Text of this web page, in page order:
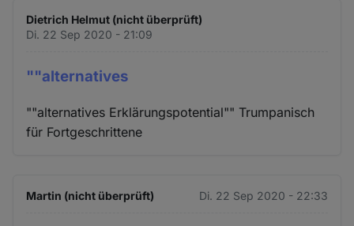
Dietrich Helmut (nicht überprüft)
Di. 22 Sep 2020 - 21:09
""alternatives
""alternatives Erklärungspotential"" Trumpanisch
für Fortgeschrittene
Martin (nicht überprüft) Di. 22 Sep 2020 - 22:33